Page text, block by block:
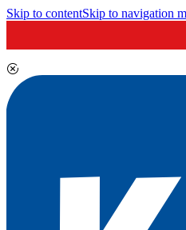
Skip to contentSkip to navigation